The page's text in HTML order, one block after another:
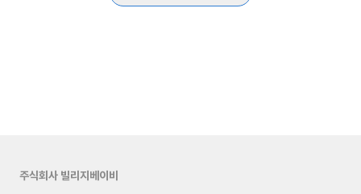
주식회사 빌리지베이비